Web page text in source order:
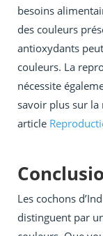
besoins
des couleurs
antioxydants
couleurs. La
nécessite
savoir plus sur
article
Les cochons
distinguent par